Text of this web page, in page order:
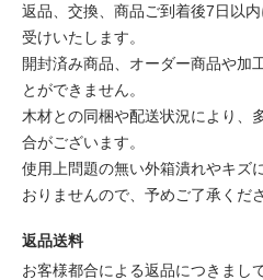
返品、交換、商品ご到着後7日以
受けいたします。
開封済み商品、オーダー商品や加
とができません。
木材との同梱や配送状況により、
合がございます。
使用上問題の無い外箱潰れやキズ
おりませんので、予めご了承くだ
返品送料
お客様都合による返品につきまし